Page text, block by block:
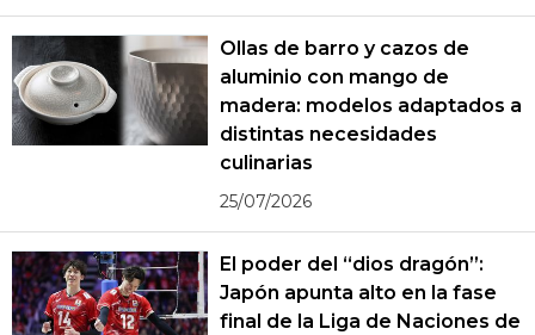
Ollas de barro y cazos de
aluminio con mango de
madera: modelos adaptados a
distintas necesidades
culinarias
25/07/2026
El poder del “dios dragón”:
Japón apunta alto en la fase
final de la Liga de Naciones de